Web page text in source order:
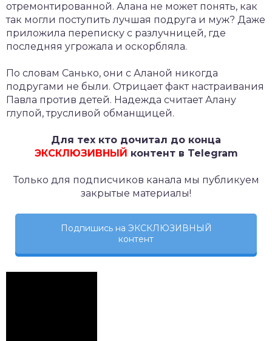
отремонтированной. Алана не может понять, как
так могли поступить лучшая подруга и муж? Даже
приложила переписку с разлучницей, где
последняя угрожала и оскорбляла.
По словам Санько, они с Аланой никогда
подругами не были. Отрицает факт настраивания
Павла против детей. Надежда считает Алану
глупой, трусливой обманщицей.
Для тех кто дочитал до конца
ЭКСКЛЮЗИВНЫЙ контент в Telegram
Только для подписчиков канала мы публикуем
закрытые материалы!
Подпишись на ЭКСКЛЮЗИВНЫЙ
контент